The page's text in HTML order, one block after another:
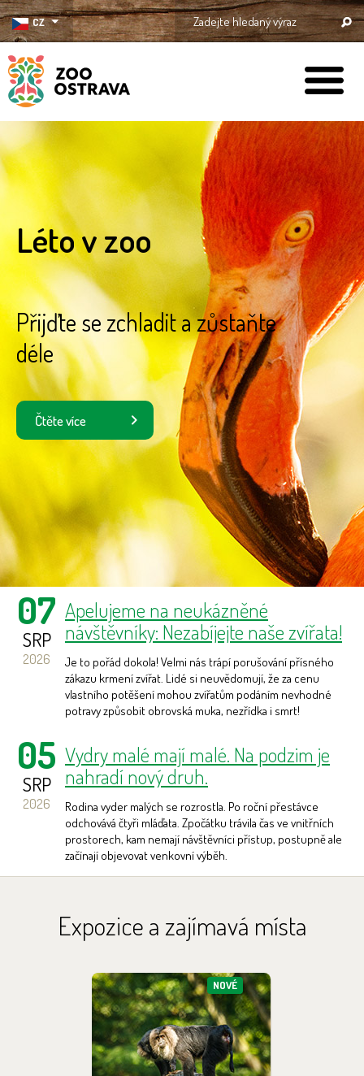
CZ
ZOO Ostrava
Léto v zoo
Přijďte se zchladit a zůstaňte
déle
Čtěte více
Archív novinek >
07
SRP
2026
Apelujeme na neukázněné
návštěvníky: Nezabíjejte naše zvířata!
Je to pořád dokola! Velmi nás trápí porušování přísného
zákazu krmení zvířat. Lidé si neuvědomují, že za cenu
vlastního potěšení mohou zvířatům podáním nevhodné
potravy způsobit obrovská muka, nezřídka i smrt!
05
SRP
2026
Vydry malé mají malé. Na podzim je
nahradí nový druh.
Rodina vyder malých se rozrostla. Po roční přestávce
odchovává čtyři mláďata. Zpočátku trávila čas ve vnitřních
prostorech, kam nemají návštěvníci přístup, postupně ale
začínají objevovat venkovní výběh.
Expozice a zajímavá místa
NOVÉ